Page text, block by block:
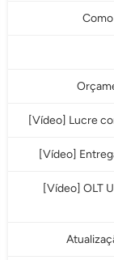
[Vídeo] Lucre
[Vídeo]
[Vídeo] OLT